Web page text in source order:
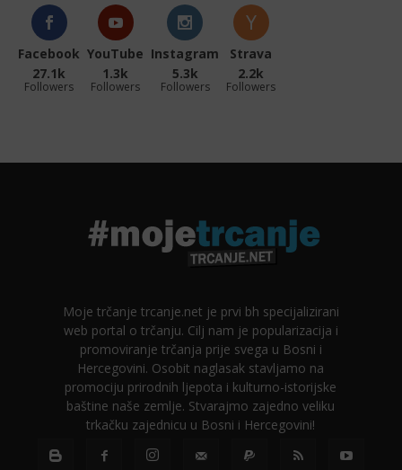
Facebook
27.1k
Followers
YouTube
1.3k
Followers
Instagram
5.3k
Followers
Strava
2.2k
Followers
Moje trčanje trcanje.net je prvi bh specijalizirani
web portal o trčanju. Cilj nam je popularizacija i
promoviranje trčanja prije svega u Bosni i
Hercegovini. Osobit naglasak stavljamo na
promociju prirodnih ljepota i kulturno-istorijske
baštine naše zemlje. Stvarajmo zajedno veliku
trkačku zajednicu u Bosni i Hercegovini!